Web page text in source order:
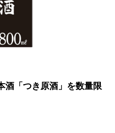
酒「つき原酒」を数量限